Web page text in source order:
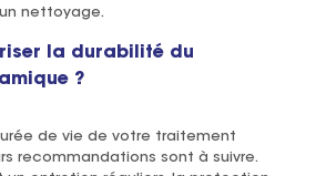
nettoyage.
la durabilité du
?
de vie de votre traitement
recommandations sont à suivre.